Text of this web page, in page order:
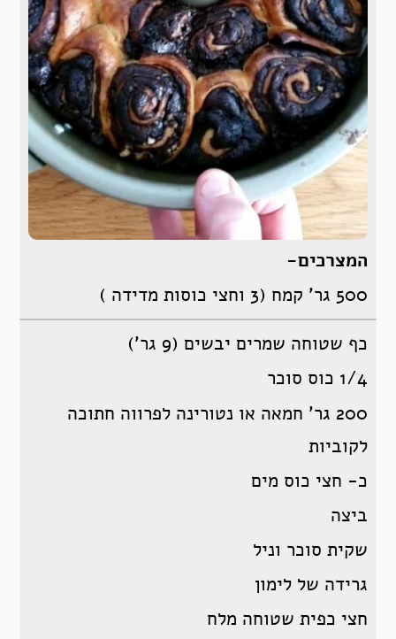
המצרכים-
500 גר’ קמח (3 וחצי כוסות מדידה )
כף שטוחה שמרים יבשים (9 גר’)
1/4 כוס סוכר
200 גר’ חמאה או נטורינה לפרווה חתוכה
לקוביות
כ- חצי כוס מים
ביצה
שקית סוכר וניל
גרידה של לימון
חצי כפית שטוחה מלח